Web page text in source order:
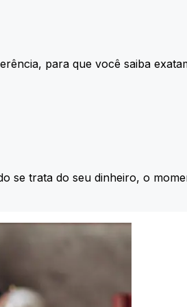
para que você saiba
se trata do seu dinheiro, o